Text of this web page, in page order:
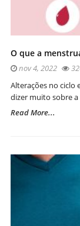
O que a
nov 4, 2022
Alterações no ciclo
dizer muito sobre
Read More...